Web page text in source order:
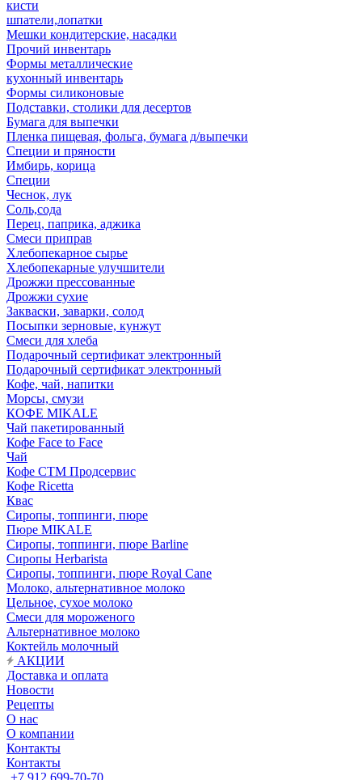
кисти
шпатели,лопатки
Мешки кондитерские, насадки
Прочий инвентарь
Формы металлические
кухонный инвентарь
Формы силиконовые
Подставки, столики для десертов
Бумага для выпечки
Пленка пищевая, фольга, бумага д/выпечки
Специи и пряности
Имбирь, корица
Специи
Чеснок, лук
Соль,сода
Перец, паприка, аджика
Смеси приправ
Хлебопекарное сырье
Хлебопекарные улучшители
Дрожжи прессованные
Дрожжи сухие
Закваски, заварки, солод
Посыпки зерновые, кунжут
Смеси для хлеба
Подарочный сертификат электронный
Подарочный сертификат электронный
Кофе, чай, напитки
Морсы, смузи
КОФЕ MIKALE
Чай пакетированный
Кофе Face to Face
Чай
Кофе СТМ Продсервис
Кофе Ricetta
Квас
Сиропы, топпинги, пюре
Пюре MIKALE
Сиропы, топпинги, пюре Barline
Сиропы Herbarista
Сиропы, топпинги, пюре Royal Cane
Молоко, альтернативное молоко
Цельное, сухое молоко
Смеси для мороженого
Альтернативное молоко
Коктейль молочный
АКЦИИ
Доставка и оплата
Новости
Рецепты
О нас
О компании
Контакты
Контакты
+7 912 699-70-70